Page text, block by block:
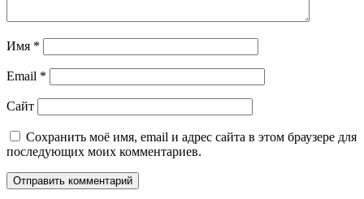
Имя *
Email *
Сайт
Сохранить моё имя, email и адрес сайта в этом браузере для
последующих моих комментариев.